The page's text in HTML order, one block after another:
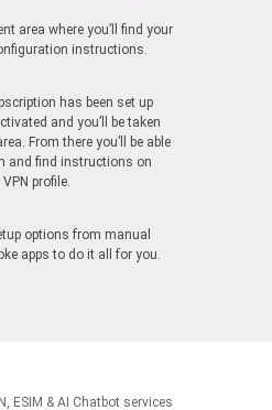
area where you’ll find your
instructions.
has been set up
and you’ll be taken
From there you’ll be able
and find instructions on
profile.
options from manual
apps to do it all for you.
ESIM & AI Chatbot services